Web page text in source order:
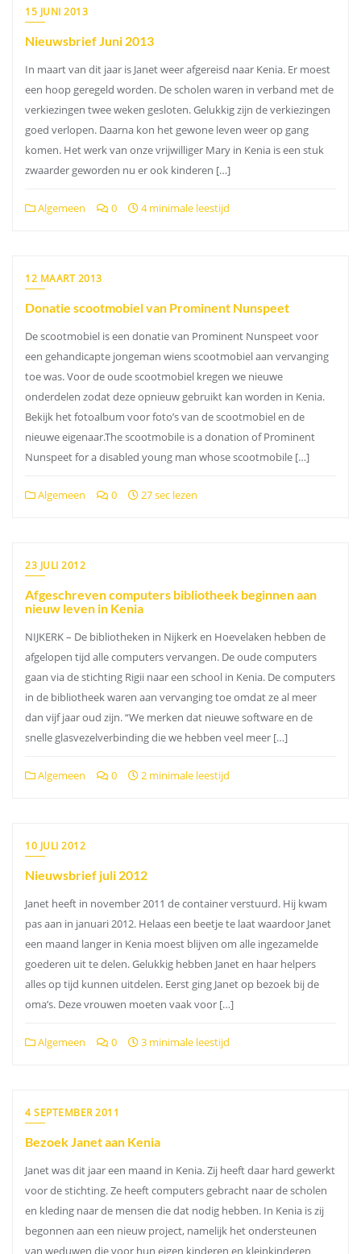
15 JUNI 2013
Nieuwsbrief Juni 2013
In maart van dit jaar is Janet weer afgereisd naar Kenia. Er moest
een hoop geregeld worden. De scholen waren in verband met de
verkiezingen twee weken gesloten. Gelukkig zijn de verkiezingen
goed verlopen. Daarna kon het gewone leven weer op gang
komen. Het werk van onze vrijwilliger Mary in Kenia is een stuk
zwaarder geworden nu er ook kinderen […]
Algemeen 0 4 minimale leestijd
12 MAART 2013
Donatie scootmobiel van Prominent Nunspeet
De scootmobiel is een donatie van Prominent Nunspeet voor
een gehandicapte jongeman wiens scootmobiel aan vervanging
toe was. Voor de oude scootmobiel kregen we nieuwe
onderdelen zodat deze opnieuw gebruikt kan worden in Kenia.
Bekijk het fotoalbum voor foto’s van de scootmobiel en de
nieuwe eigenaar.The scootmobile is a donation of Prominent
Nunspeet for a disabled young man whose scootmobile […]
Algemeen 0 27 sec lezen
23 JULI 2012
Afgeschreven computers bibliotheek beginnen aan
nieuw leven in Kenia
NIJKERK – De bibliotheken in Nijkerk en Hoevelaken hebben de
afgelopen tijd alle computers vervangen. De oude computers
gaan via de stichting Rigii naar een school in Kenia. De computers
in de bibliotheek waren aan vervanging toe omdat ze al meer
dan vijf jaar oud zijn. “We merken dat nieuwe software en de
snelle glasvezelverbinding die we hebben veel meer […]
Algemeen 0 2 minimale leestijd
10 JULI 2012
Nieuwsbrief juli 2012
Janet heeft in november 2011 de container verstuurd. Hij kwam
pas aan in januari 2012. Helaas een beetje te laat waardoor Janet
een maand langer in Kenia moest blijven om alle ingezamelde
goederen uit te delen. Gelukkig hebben Janet en haar helpers
alles op tijd kunnen uitdelen. Eerst ging Janet op bezoek bij de
oma’s. Deze vrouwen moeten vaak voor […]
Algemeen 0 3 minimale leestijd
4 SEPTEMBER 2011
Bezoek Janet aan Kenia
Janet was dit jaar een maand in Kenia. Zij heeft daar hard gewerkt
voor de stichting. Ze heeft computers gebracht naar de scholen
en kleding naar de mensen die dat nodig hebben. In Kenia is zij
begonnen aan een nieuw project, namelijk het ondersteunen
van weduwen die voor hun eigen kinderen en kleinkinderen